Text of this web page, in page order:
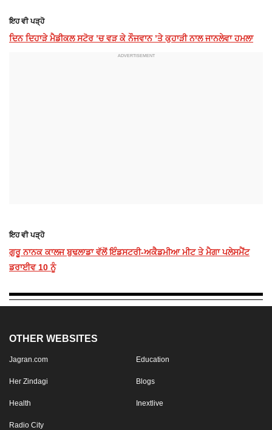
ਇਹ ਵੀ ਪੜ੍ਹੋ
ਦਿਨ ਦਿਹਾੜੇ ਮੈਡੀਕਲ ਸਟੋਰ ’ਚ ਵੜ ਕੇ ਨੌਜਵਾਨ ’ਤੇ ਕੁਹਾੜੀ ਨਾਲ ਜਾਨਲੇਵਾ ਹਮਲਾ
ਇਹ ਵੀ ਪੜ੍ਹੋ
ਗੁਰੂ ਨਾਨਕ ਕਾਲਜ ਬੁਢਲਾਡਾ ਵੱਲੋਂ ਇੰਡਸਟਰੀ-ਅਕੈਡਮੀਆ ਮੀਟ ਤੇ ਮੈਗਾ ਪਲੇਸਮੈਂਟ
ਡਰਾਈਵ 10 ਨੂੰ
OTHER WEBSITES
Jagran.com Education
Her Zindagi Blogs
Health Inextlive
Radio City